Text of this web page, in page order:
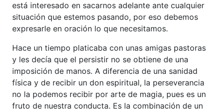
está interesado en sacarnos adelante ante cualquier
situación que estemos pasando, por eso debemos
expresarle en oración lo que necesitamos.
Hace un tiempo platicaba con unas amigas pastoras
y les decía que el persistir no se obtiene de una
imposición de manos. A diferencia de una sanidad
física y de recibir un don espiritual, la perseverancia
no la podemos recibir por arte de magia, pues es un
fruto de nuestra conducta. Es la combinación de un